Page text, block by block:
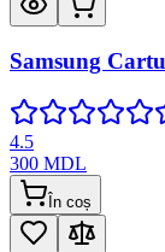
Samsung
4.5
300 MDL
În coș